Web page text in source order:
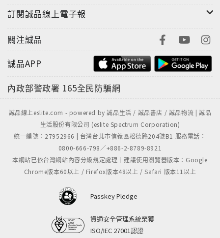
誰說英語非母語，就活該內心糾結、舌頭打結？
用對方法，就算只有10秒，也能夠溜句「正」英文。
找出核心句型 ＋ 換個單字套套看 ＝ 隨心所欲的最強說
套對句型，就是關鍵。從此隨口就聊、想說就說！
訂閱誠品線上電子報
關注誠品
誠品APP
內政部警政署 165全民防騙網
誠品線上eslite.com - powered by 誠品生活 / 誠品書店 / 誠品物流 | 誠品
生活股份有限公司 (eslite Spectrum Corporation)
統一編號：27952966 | 台灣台北市信義區松德路204號B1 服務電話：
0800-666-798／+886-2-8789-8921
本網站已依台灣網站內容分級規定處理｜建議使用瀏覽器版本：Google
Chrome版本60以上 / Firefox版本48以上 / Safari 版本11以上
Passkey Pledge
資通安全管理系統榮獲
ISO/IEC 27001認證